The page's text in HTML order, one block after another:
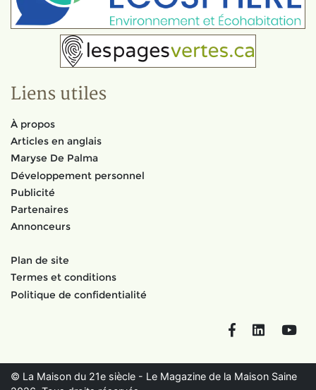
Liens utiles
À propos
Articles en anglais
Maryse De Palma
Développement personnel
Publicité
Partenaires
Annonceurs
Plan de site
Termes et conditions
Politique de confidentialité
FacebookLinkedIn
© La Maison du 21e siècle - Le Magazine de la Maison Saine